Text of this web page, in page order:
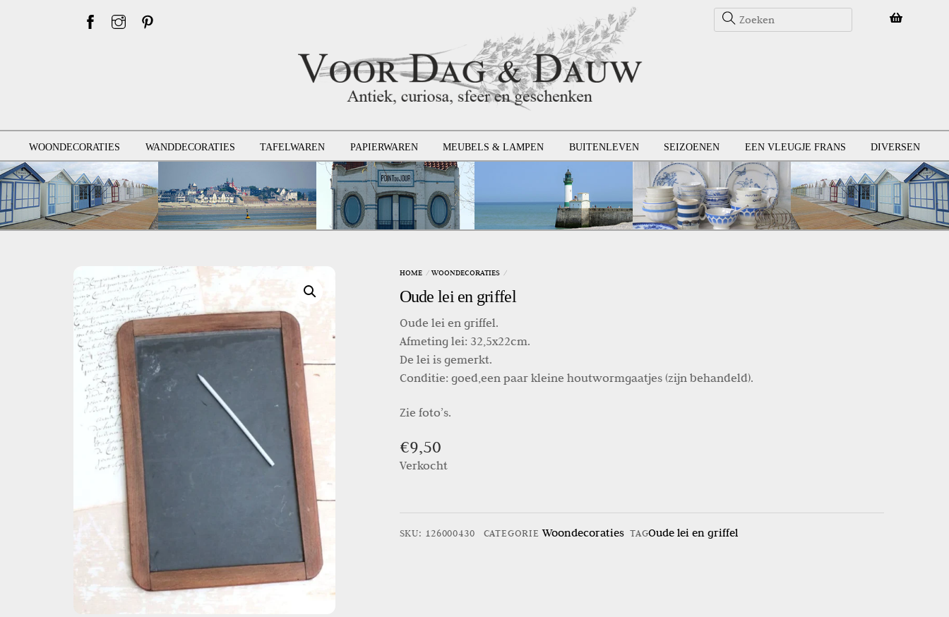
WOONDECORATIES WANDDECORATIES TAFELWAREN PAPIERWAREN MEUBELS & LAMPEN BUITENLEVEN SEIZOENEN EEN VLEUGJE FRANS DIVERSEN
HOME WOONDECORATIES
Oude lei en griffel
Oude lei en griffel.
Afmeting lei: 32,5x22cm.
De lei is gemerkt.
Conditie: goed,een paar kleine houtwormgaatjes (zijn behandeld).
Zie foto’s.
€9,50
Verkocht
SKU: 126000430 CATEGORIEWoondecoraties TAGOude lei en griffel